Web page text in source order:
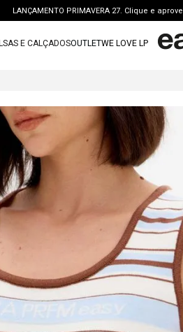
LANÇAMENTO PRIMAVERA 27. Clique e
FRETE GRÁTIS | a partir de R$ 699.
E CALÇADOSOUTLETWE LOVE LP
2º
bolsa
3º
calca jeans
4
blusa
5º
calca
6º
9º
regata
10º tenis